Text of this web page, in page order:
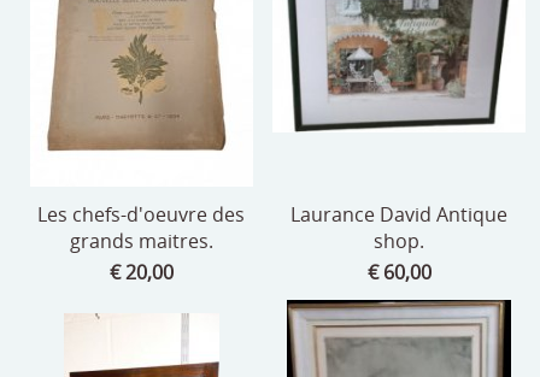
Les chefs-d'oeuvre des
grands maitres.
€ 20,00
Laurance David Antique
shop.
€ 60,00